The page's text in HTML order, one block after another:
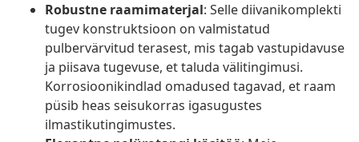
Robustne raamimaterjal: Selle diivanikomplekti
tugev konstruktsioon on valmistatud
pulbervärvitud terasest, mis tagab vastupidavuse
ja piisava tugevuse, et taluda välitingimusi.
Korrosioonikindlad omadused tagavad, et raam
püsib heas seisukorras igasugustes
ilmastikutingimustes.